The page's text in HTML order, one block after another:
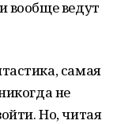
вообще ведут
самая
не
Но, читая